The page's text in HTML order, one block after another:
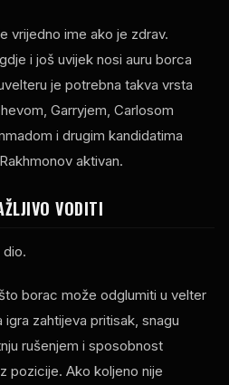
vrijedno ime ako je zdrav.
i još uvijek nosi auru borca
je potrebna takva vrsta
Garryjem, Carlosom
i drugim kandidatima
aktivan.
VODITI
borac može odglumiti u velter
zahtijeva pritisak, snagu
rušenjem i sposobnost
pozicije. Ako koljeno nije